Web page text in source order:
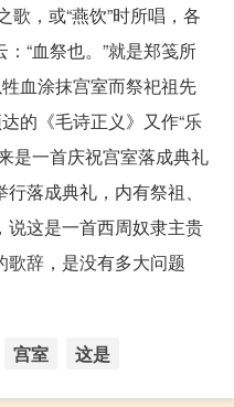
歌，或“燕饮”时所唱，各
“血祭也。”就是郑笺所
血涂抹宫室而祭祀祖先
的《毛诗正义》又作“乐
是一首庆祝宫室落成典礼
落成典礼，内有祭祖、
说这是一首西周奴隶主贵
辞，是没有多大问题
宫室 这是